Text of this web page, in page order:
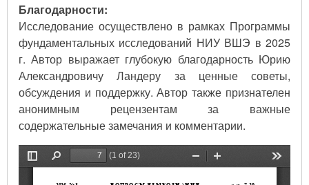
Благодарности:
Исследование осуществлено в рамках Программы
фундаментальных исследований НИУ ВШЭ в 2025
г. Автор выражает глубокую благодарность Юрию
Александровичу Ландеру за ценные советы,
обсуждения и поддержку. Автор также признателен
анонимным рецензентам за важные
содержательные замечания и комментарии.